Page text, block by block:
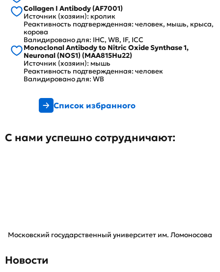
Collagen I Antibody (AF7001)
Источник (хозяин): кролик
Реактивность подтвержденная: человек, мышь, крыса,
корова
Валидировано для: IHC, WB, IF, ICC
Monoclonal Antibody to Nitric Oxide Synthase 1,
Neuronal (NOS1) (MAA815Hu22)
Источник (хозяин): мышь
Реактивность подтвержденная: человек
Валидировано для: WB
Список избранного
С нами успешно сотрудничают:
Московский государственный университет им. Ломоносова
Новости